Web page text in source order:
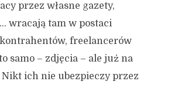
przez własne gazety,
wracają tam w postaci
freelancerów
samo – zdjęcia – ale już na
Nikt ich nie ubezpieczy przez